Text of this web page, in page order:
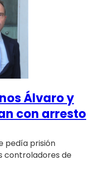
Álvaro y
con arresto
pedía prisión
controladores de